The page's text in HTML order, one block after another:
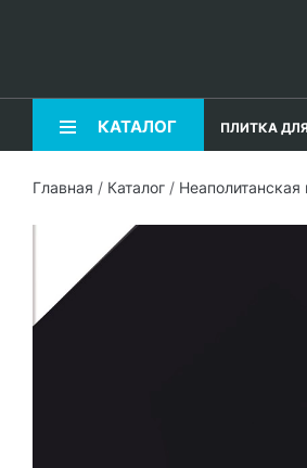
КАТАЛОГ ПЛИТКА
Главная / Каталог /